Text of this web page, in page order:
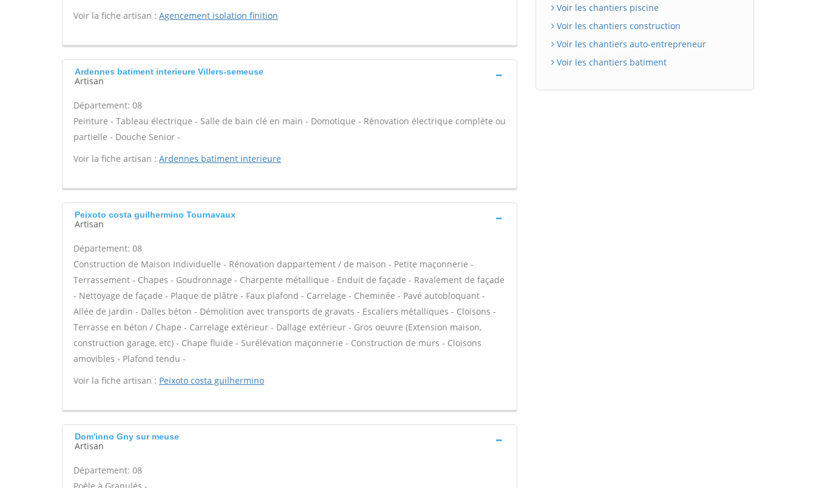
Voir la fiche artisan : Agencement isolation finition
Ardennes batiment interieure Villers-semeuse
Artisan
Département: 08
Peinture - Tableau électrique - Salle de bain clé en main - Domotique - Rénovation électrique complète ou
partielle - Douche Senior -
Voir la fiche artisan : Ardennes batiment interieure
Peixoto costa guilhermino Tournavaux
Artisan
Département: 08
Construction de Maison Individuelle - Rénovation dappartement / de maison - Petite maçonnerie -
Terrassement - Chapes - Goudronnage - Charpente métallique - Enduit de façade - Ravalement de façade
- Nettoyage de façade - Plaque de plâtre - Faux plafond - Carrelage - Cheminée - Pavé autobloquant -
Allée de jardin - Dalles béton - Démolition avec transports de gravats - Escaliers métalliques - Cloisons -
Terrasse en béton / Chape - Carrelage extérieur - Dallage extérieur - Gros oeuvre (Extension maison,
construction garage, etc) - Chape fluide - Surélévation maçonnerie - Construction de murs - Cloisons
amovibles - Plafond tendu -
Voir la fiche artisan : Peixoto costa guilhermino
Dom'inno Gny sur meuse
Artisan
Département: 08
Voir les chantiers piscine
Voir les chantiers construction
Voir les chantiers auto-entrepreneur
Voir les chantiers batiment